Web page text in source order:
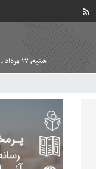
شنبه, ۱۷ مرداد , ۱۴۰۵